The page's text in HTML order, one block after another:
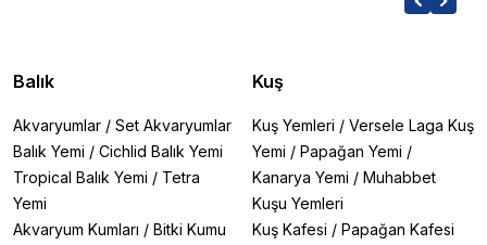
Balık
Akvaryumlar / Set Akvaryumlar
Balık Yemi / Cichlid Balık Yemi
Tropical Balık Yemi / Tetra
Yemi
Akvaryum Kumları / Bitki Kumu
Kuş
Kuş Yemleri / Versele Laga Kuş
Yemi / Papağan Yemi /
Kanarya Yemi / Muhabbet
Kuşu Yemleri
Kuş Kafesi / Papağan Kafesi